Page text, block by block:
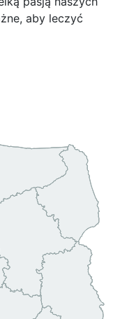
aby leczyć